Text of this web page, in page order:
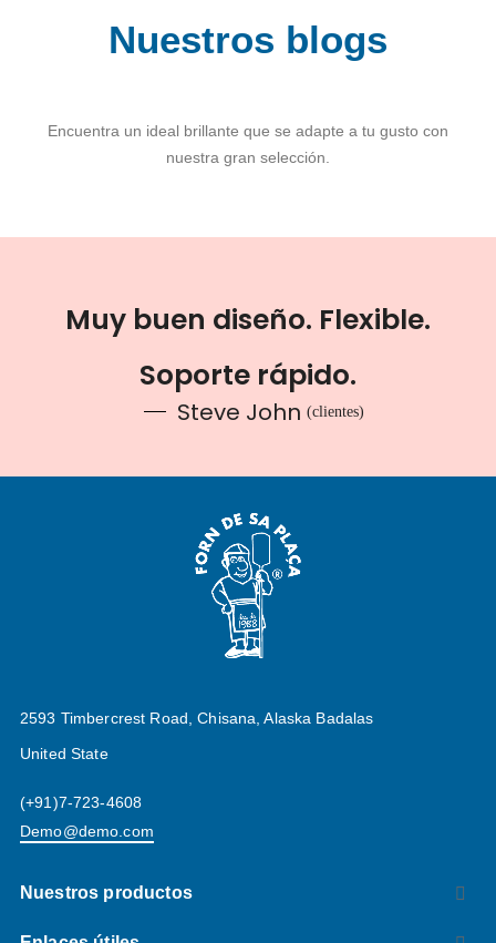
Nuestros blogs
Encuentra un ideal brillante que se adapte a tu gusto con
nuestra gran selección.
Muy buen diseño. Flexible.
Soporte rápido.
Steve John (clientes)
2593 Timbercrest Road, Chisana, Alaska Badalas
United State
(+91)7-723-4608
Demo@demo.com
Nuestros productos 